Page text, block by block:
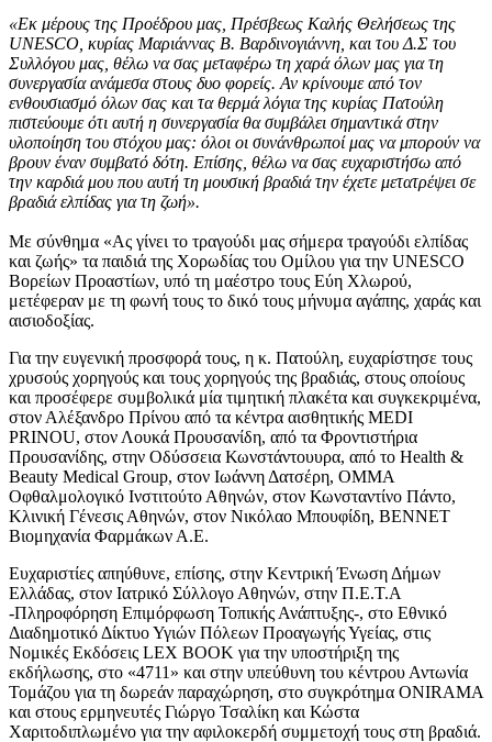
«Εκ μέρους της Προέδρου μας, Πρέσβεως Καλής Θελήσεως της
UNESCO, κυρίας Μαριάννας Β. Βαρδινογιάννη, και του Δ.Σ του
Συλλόγου μας, θέλω να σας μεταφέρω τη χαρά όλων μας για τη
συνεργασία ανάμεσα στους δυο φορείς. Αν κρίνουμε από τον
ενθουσιασμό όλων σας και τα θερμά λόγια της κυρίας Πατούλη
πιστεύουμε ότι αυτή η συνεργασία θα συμβάλει σημαντικά στην
υλοποίηση του στόχου μας: όλοι οι συνάνθρωποί μας να μπορούν να
βρουν έναν συμβατό δότη. Επίσης, θέλω να σας ευχαριστήσω από
την καρδιά μου που αυτή τη μουσική βραδιά την έχετε μετατρέψει σε
βραδιά ελπίδας για τη ζωή».
Με σύνθημα «Ας γίνει το τραγούδι μας σήμερα τραγούδι ελπίδας
και ζωής» τα παιδιά της Χορωδίας του Ομίλου για την UNESCO
Βορείων Προαστίων, υπό τη μαέστρο τους Εύη Χλωρού,
μετέφεραν με τη φωνή τους το δικό τους μήνυμα αγάπης, χαράς και
αισιοδοξίας.
Για την ευγενική προσφορά τους, η κ. Πατούλη, ευχαρίστησε τους
χρυσούς χορηγούς και τους χορηγούς της βραδιάς, στους οποίους
και προσέφερε συμβολικά μία τιμητική πλακέτα και συγκεκριμένα,
στον Αλέξανδρο Πρίνου από τα κέντρα αισθητικής MEDI
PRINOU, στον Λουκά Προυσανίδη, από τα Φροντιστήρια
Προυσανίδης, στην Οδύσσεια Κωνστάντουυρα, από το Health &
Beauty Medical Group, στον Ιωάννη Δατσέρη, ΟΜΜΑ
Οφθαλμολογικό Ινστιτούτο Αθηνών, στον Κωνσταντίνο Πάντο,
Κλινική Γένεσις Αθηνών, στον Νικόλαο Μπουφίδη, ΒΕΝΝΕΤ
Βιομηχανία Φαρμάκων Α.Ε.
Ευχαριστίες απηύθυνε, επίσης, στην Κεντρική Ένωση Δήμων
Ελλάδας, στον Ιατρικό Σύλλογο Αθηνών, στην Π.Ε.Τ.Α
-Πληροφόρηση Επιμόρφωση Τοπικής Ανάπτυξης-, στο Εθνικό
Διαδημοτικό Δίκτυο Υγιών Πόλεων Προαγωγής Υγείας, στις
Νομικές Εκδόσεις LEX BOOK για την υποστήριξη της
εκδήλωσης, στο «4711» και στην υπεύθυνη του κέντρου Αντωνία
Τομάζου για τη δωρεάν παραχώρηση, στο συγκρότημα ΟΝIRAMA
και στους ερμηνευτές Γιώργο Τσαλίκη και Κώστα
Χαριτοδιπλωμένο για την αφιλοκερδή συμμετοχή τους στη βραδιά.